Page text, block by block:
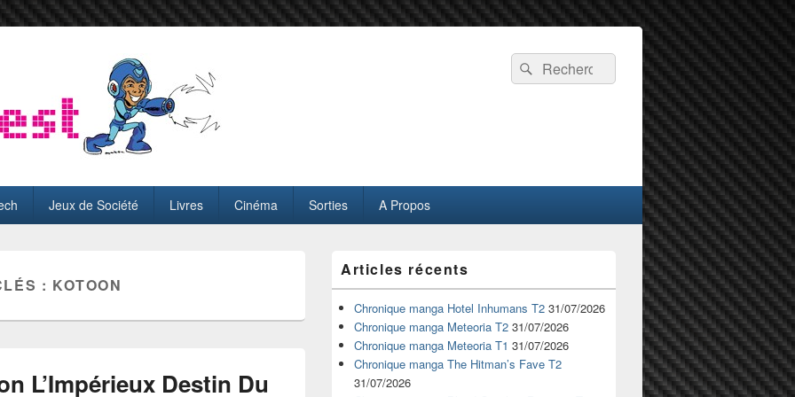
Recherche :
Rechercher
Jeux de Société Livres Cinéma Sorties A Propos
: KOTOON
L’Impérieux Destin Du
principale
de
widget
pour
barre
latérale
Articles récents
Chronique manga Hotel Inhumans T2 31/07/2026
Chronique manga Meteoria T2 31/07/2026
Chronique manga Meteoria T1 31/07/2026
Chronique manga The Hitman’s Fave T2
31/07/2026